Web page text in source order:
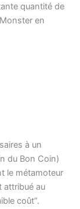
quantité de
en
à un
du Bon Coin)
le métamoteur
attribué au
coût”.